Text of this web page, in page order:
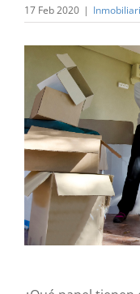
17 Feb 2020 |
imagen
más
grande